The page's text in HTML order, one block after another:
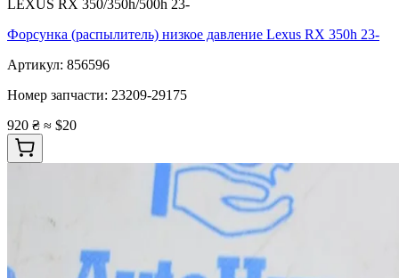
LEXUS RX 350/350h/500h 23-
Форсунка (распылитель) низкое давление Lexus RX 350h 23-
Артикул: 856596
Номер запчасти: 23209-29175
920 ₴ ≈ $20